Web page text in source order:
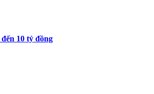
10 tỷ đồng